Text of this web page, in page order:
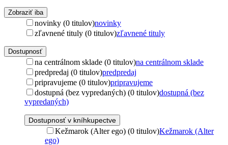
Zobraziť iba
novinky (0 titulov)novinky
zľavnené tituly (0 titulov)zľavnené tituly
Dostupnosť
na centrálnom sklade (0 titulov)na centrálnom sklade
predpredaj (0 titulov)predpredaj
pripravujeme (0 titulov)pripravujeme
dostupná (bez vypredaných) (0 titulov)dostupná (bez
vypredaných)
Dostupnosť v kníhkupectve
Kežmarok (Alter ego) (0 titulov)Kežmarok (Alter
ego)